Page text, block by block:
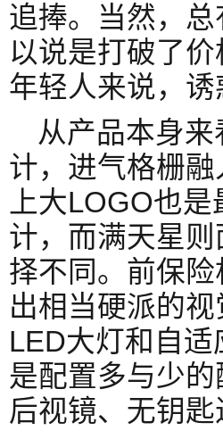
追捧。当然，
以说是打破了
年轻人来说，诱
从产品本身
计，进气格栅
上大LOGO也
计，而满天星
择不同。前保
出相当硬派的
LED大灯和自
是配置多与少
后视镜、无钥匙